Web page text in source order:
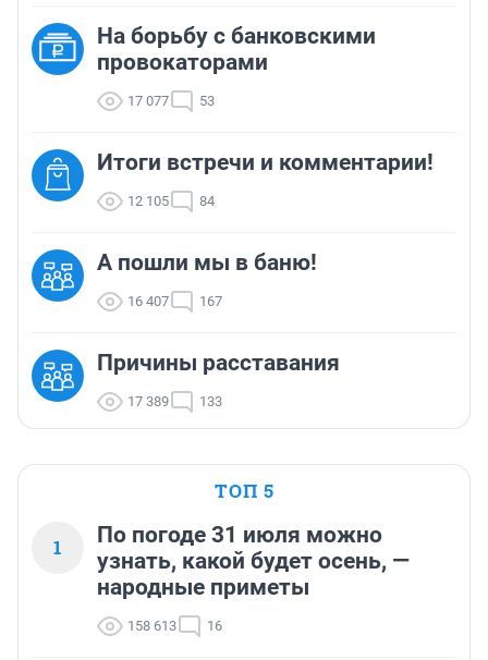
На борьбу с банковскими
провокаторами
17 077 53
Итоги встречи и комментарии!
12 105 84
А пошли мы в баню!
16 407 167
Причины расставания
17 389 133
ТОП 5
1
По погоде 31 июля можно
узнать, какой будет осень, —
народные приметы
158 613 16